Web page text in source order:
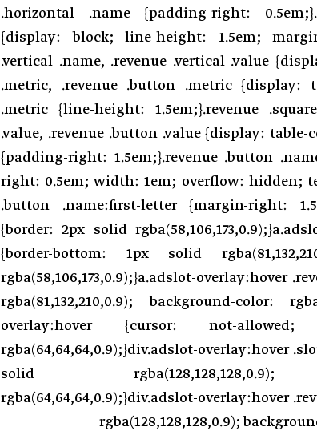
.horizontal .name {padding-right:
{display: block; line-height: 1.5em;
.vertical .name, .revenue .vertical .value
.metric, .revenue .button .metric {display:
.metric {line-height: 1.5em;}.revenue
.value, .revenue .button .value {display: table-
{padding-right: 1.5em;}.revenue .button
right: 0.5em; width: 1em; overflow: hidden;
.button .name:first-letter {margin-right:
{border: 2px solid
{border-bottom: 1px solid
rgba(58,106,173,0.9);}a.adslot-overlay:hover
rgba(81,132,210,0.9); background-color:
overlay:hover {cursor: not-
rgba(64,64,64,0.9);}div.adslot-overlay:hover
solid rgba(128,128,128,0.9);
rgba(64,64,64,0.9);}div.adslot-overlay:hover
rgba(128,128,128,0.9);